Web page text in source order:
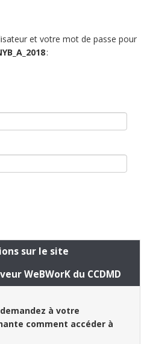
et votre mot de passe pour
:
sur le site
WeBWorK du CCDMD
à votre
comment accéder à